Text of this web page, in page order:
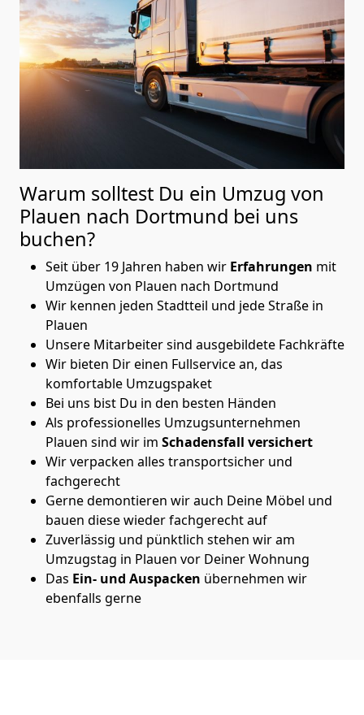
Warum solltest Du ein Umzug von
Plauen nach Dortmund bei uns
buchen?
Seit über 19 Jahren haben wir Erfahrungen mit
Umzügen von Plauen nach Dortmund
Wir kennen jeden Stadtteil und jede Straße in
Plauen
Unsere Mitarbeiter sind ausgebildete Fachkräfte
Wir bieten Dir einen Fullservice an, das
komfortable Umzugspaket
Bei uns bist Du in den besten Händen
Als professionelles Umzugsunternehmen
Plauen sind wir im Schadensfall versichert
Wir verpacken alles transportsicher und
fachgerecht
Gerne demontieren wir auch Deine Möbel und
bauen diese wieder fachgerecht auf
Zuverlässig und pünktlich stehen wir am
Umzugstag in Plauen vor Deiner Wohnung
Das Ein- und Auspacken übernehmen wir
ebenfalls gerne